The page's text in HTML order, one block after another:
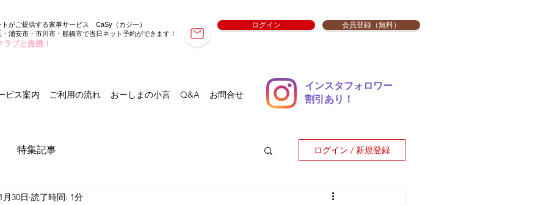
トがご提供する家事サービス CaSy （カジー）
浦安市・市川市・船橋市で当日ネット予約ができます！
ブと提携！
ログイン 会員登録（無料）
ビス案内 ご利用の流れ おーしまの小言 Q&A お問合せ
インスタフォロワー
​割引あり！
特集記事 ログイン / 新規登録
1月30日 読了時間: 1分